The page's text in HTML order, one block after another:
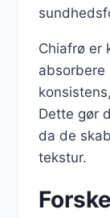
Chiafrø er
Dette gør
da de
tekstur.